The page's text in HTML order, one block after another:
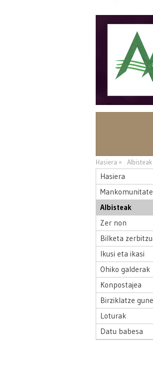
Hasiera » Albisteak
Hasiera
Albisteak
Zer non
Bilketa
Ikusi eta ikasi
Ohiko galderak
Konpostajea
Birziklatze
Loturak
Datu babesa